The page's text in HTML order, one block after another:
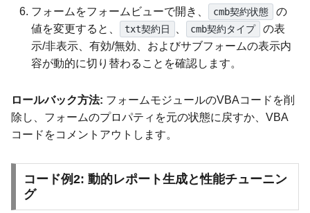
フォームをフォームビューで開き、
cmb契約状態
の
値を変更すると、
txt契約日 cmb契約タイプ
の表
示/非表示、有効/無効、およびサブフォームの表示内
容が動的に切り替わることを確認します。
ロールバック方法: フォームモジュールのVBAコードを削
除し、フォームのプロパティを元の状態に戻すか、VBA
コードをコメントアウトします。
コード例2: 動的レポート生成と性能チューニン
グ